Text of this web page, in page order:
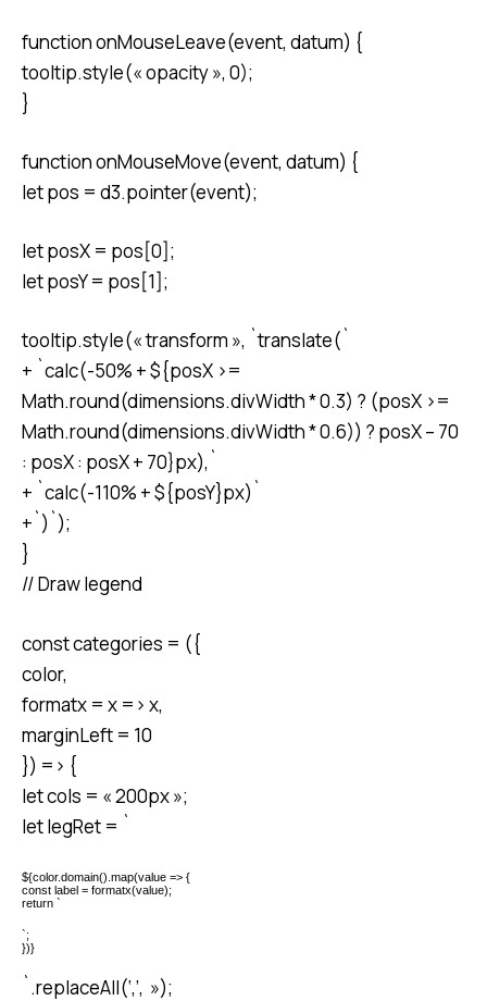
function onMouseLeave(event, datum) {
tooltip.style(« opacity », 0);
}
function onMouseMove(event, datum) {
let pos = d3.pointer(event);
let posX = pos[0];
let posY = pos[1];
tooltip.style(« transform », `translate(`
+ `calc(-50% + ${posX >=
Math.round(dimensions.divWidth * 0.3) ? (posX >=
Math.round(dimensions.divWidth * 0.6)) ? posX – 70
: posX : posX + 70}px),`
+ `calc(-110% + ${posY}px)`
+`)`);
}
// Draw legend
const categories = ({
color,
formatx = x => x,
marginLeft = 10
}) => {
let cols = « 200px »;
let legRet = `
${color.domain().map(value => {
const label = formatx(value);
return `
`;
})}
`.replaceAll(‘,’, »);